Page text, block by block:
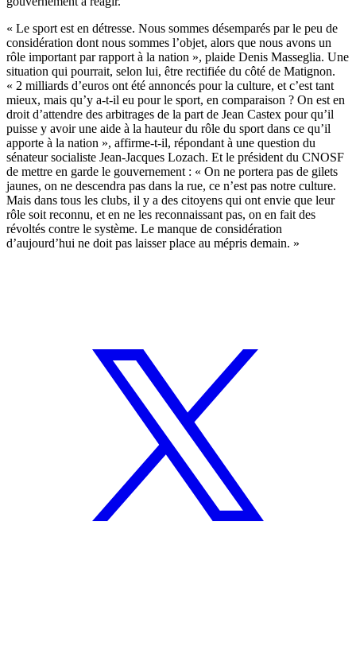
« Le sport est en détresse. Nous sommes désemparés par le peu de
considération dont nous sommes l’objet, alors que nous avons un
rôle important par rapport à la nation », plaide Denis Masseglia. Une
situation qui pourrait, selon lui, être rectifiée du côté de Matignon.
« 2 milliards d’euros ont été annoncés pour la culture, et c’est tant
mieux, mais qu’y a-t-il eu pour le sport, en comparaison ? On est en
droit d’attendre des arbitrages de la part de Jean Castex pour qu’il
puisse y avoir une aide à la hauteur du rôle du sport dans ce qu’il
apporte à la nation », affirme-t-il, répondant à une question du
sénateur socialiste Jean-Jacques Lozach. Et le président du CNOSF
de mettre en garde le gouvernement : « On ne portera pas de gilets
jaunes, on ne descendra pas dans la rue, ce n’est pas notre culture.
Mais dans tous les clubs, il y a des citoyens qui ont envie que leur
rôle soit reconnu, et en ne les reconnaissant pas, on en fait des
révoltés contre le système. Le manque de considération
d’aujourd’hui ne doit pas laisser place au mépris demain. »